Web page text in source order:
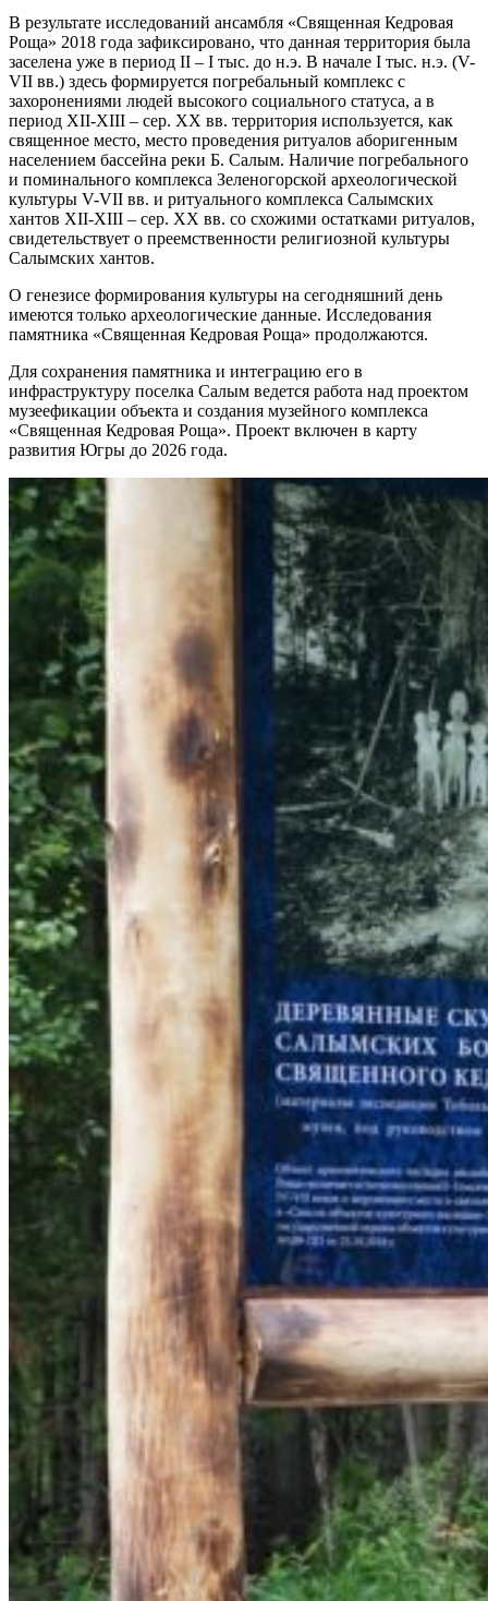
В результате исследований ансамбля «Священная Кедровая
Роща» 2018 года зафиксировано, что данная территория была
заселена уже в период II – I тыс. до н.э. В начале I тыс. н.э. (V-
VII вв.) здесь формируется погребальный комплекс с
захоронениями людей высокого социального статуса, а в
период XII-XIII – сер. XX вв. территория используется, как
священное место, место проведения ритуалов аборигенным
населением бассейна реки Б. Салым. Наличие погребального
и поминального комплекса Зеленогорской археологической
культуры V-VII вв. и ритуального комплекса Салымских
хантов XII-XIII – сер. XX вв. со схожими остатками ритуалов,
свидетельствует о преемственности религиозной культуры
Салымских хантов.
О генезисе формирования культуры на сегодняшний день
имеются только археологические данные. Исследования
памятника «Священная Кедровая Роща» продолжаются.
Для сохранения памятника и интеграцию его в
инфраструктуру поселка Салым ведется работа над проектом
музеефикации объекта и создания музейного комплекса
«Священная Кедровая Роща». Проект включен в карту
развития Югры до 2026 года.